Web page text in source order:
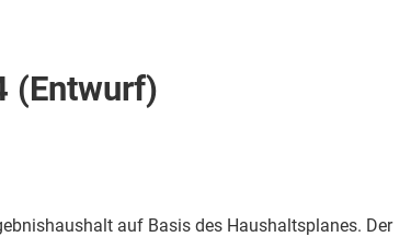
(Entwurf)
auf Basis des Haushaltsplanes. Der